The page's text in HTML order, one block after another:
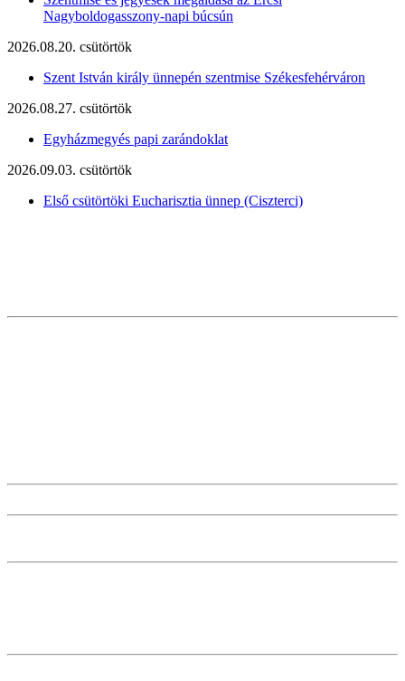
Nagyboldogasszony-napi búcsún
2026.08.20. csütörtök
Szent István király ünnepén szentmise Székesfehérváron
2026.08.27. csütörtök
Egyházmegyés papi zarándoklat
2026.09.03. csütörtök
Első csütörtöki Eucharisztia ünnep (Ciszterci)